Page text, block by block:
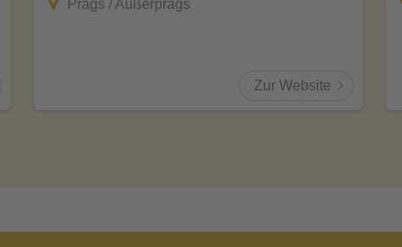
Prags / Außerprags
Zur Website